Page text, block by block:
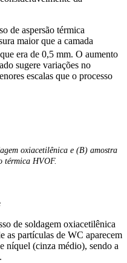
de aspersão térmica
maior que a camada
era de 0,5 mm. O aumento
sugere variações no
escalas que o processo
oxiacetilênica e (B) amostra
térmica HVOF.
de soldagem oxiacetilênica
as partículas de WC aparecem
níquel (cinza médio), sendo a